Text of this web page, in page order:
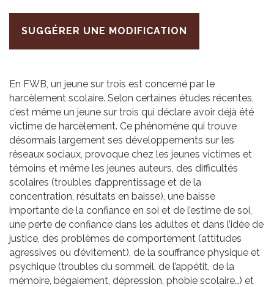
SUGGÉRER UNE MODIFICATION
En FWB, un jeune sur trois est concerné par le
harcèlement scolaire. Selon certaines études récentes,
c’est même un jeune sur trois qui déclare avoir déjà été
victime de harcèlement. Ce phénomène qui trouve
désormais largement ses développements sur les
réseaux sociaux, provoque chez les jeunes victimes et
témoins et même les jeunes auteurs, des difficultés
scolaires (troubles d’apprentissage et de la
concentration, résultats en baisse), une baisse
importante de la confiance en soi et de l’estime de soi,
une perte de confiance dans les adultes et dans l’idée de
justice, des problèmes de comportement (attitudes
agressives ou d’évitement), de la souffrance physique et
psychique (troubles du sommeil, de l’appétit, de la
mémoire, bégaiement, dépression, phobie scolaire…) et